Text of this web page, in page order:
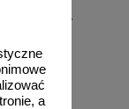
a
zł
koszyka